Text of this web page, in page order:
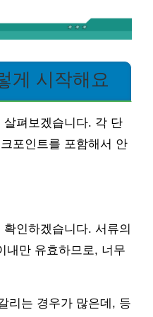
게 시작해요
펴보겠습니다. 각 단
포인트를 포함해서 안
인하겠습니다. 서류의
내만 유효하므로, 너무
리는 경우가 많은데, 등